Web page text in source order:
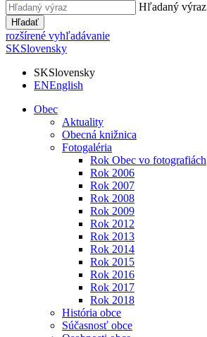
Hľadaný výraz
Hľadať
rozšírené vyhľadávanie
SKSlovensky
SKSlovensky
ENEnglish
Obec
Aktuality
Obecná knižnica
Fotogaléria
Rok Obec vo fotografiách
Rok 2006
Rok 2007
Rok 2008
Rok 2009
Rok 2012
Rok 2013
Rok 2014
Rok 2015
Rok 2016
Rok 2017
Rok 2018
História obce
Súčasnosť obce